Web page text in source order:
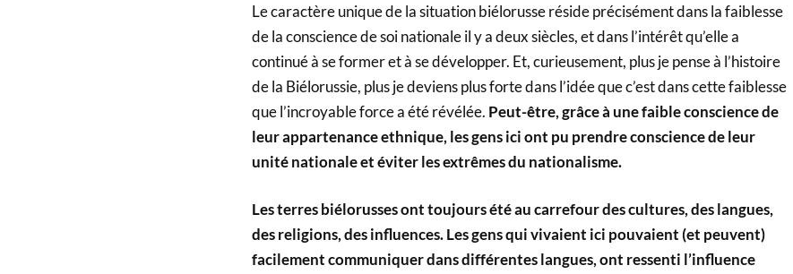
Le caractère unique de la situation biélorusse réside précisément dans la faiblesse
de la conscience de soi nationale il y a deux siècles, et dans l’intérêt qu’elle a
continué à se former et à se développer. Et, curieusement, plus je pense à l’histoire
de la Biélorussie, plus je deviens plus forte dans l’idée que c’est dans cette faiblesse
que l’incroyable force a été révélée. Peut-être, grâce à une faible conscience de
leur appartenance ethnique, les gens ici ont pu prendre conscience de leur
unité nationale et éviter les extrêmes du nationalisme.
Les terres biélorusses ont toujours été au carrefour des cultures, des langues,
des religions, des influences. Les gens qui vivaient ici pouvaient (et peuvent)
facilement communiquer dans différentes langues, ont ressenti l’influence